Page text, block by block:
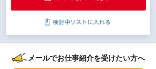
メールでお仕事紹介を受けたい方へ